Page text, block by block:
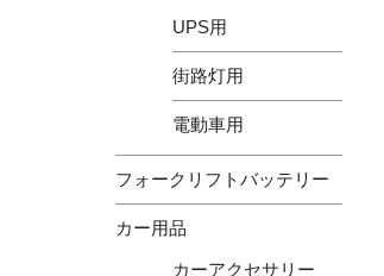
UPS用
街路灯用
電動車用
フォークリフトバッテリー
カー用品
カーアクセサリー